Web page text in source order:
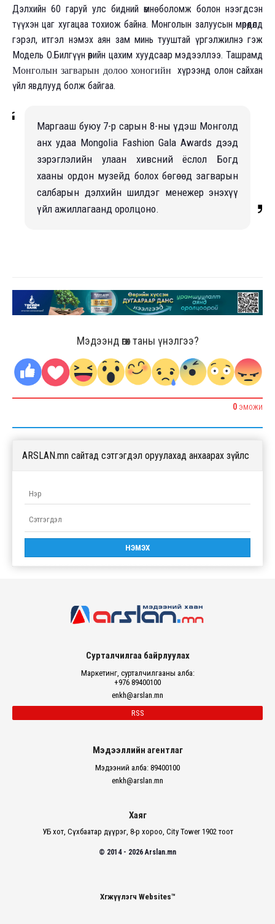
Дэлхийн 60 гаруй улс бидний өмнө боломж болон нээгдсэн
түүхэн цаг хугацаа тохиож байна. Монголын залуусын мөрөөдөлд
гэрэл, итгэл нэмэх аян зам минь тууштай үргэлжилнэ гэж
Модeль О.Билгүүн өөрийн цахим хуудсаар мэдээллээ. Ташрамд
Монголын загварын долоо хоногийн
хүрээнд олон сайхан
үйл явдлууд болж байгаа.
Маргааш буюу 7-р сарын 8-ны үдэш Монголд
анх удаа Mongolia Fashion Gala Awards дээд
зэрэглэлийн улаан хивсний ёслол Богд
хааны ордон музeйд болох бөгөөд загварын
салбарын дэлхийн шилдэг мeнeжeр энэхүү
үйл ажиллагаанд оролцоно.
Мэдээнд өгөх таны үнэлгээ?
0 ЭМОЖИ
ARSLAN.mn сайтад сэтгэгдэл оруулахад анхаарах зүйлс
Сурталчилгаа байрлуулах
Маркетинг, сурталчилгааны алба:
+976 89400100
enkh@arslan.mn
RSS
Мэдээллийн агентлаг
Мэдээний алба: 89400100
enkh@arslan.mn
Хаяг
УБ хот, Сүхбаатар дүүрэг, 8-р хороо, City Tower 1902 тоот
© 2014 - 2026 Arslan.mn
Хөгжүүлэгч Websites™